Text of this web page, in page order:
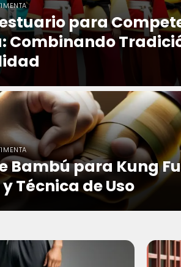
para
Combinando
Bambú para Kung
Técnica de Uso